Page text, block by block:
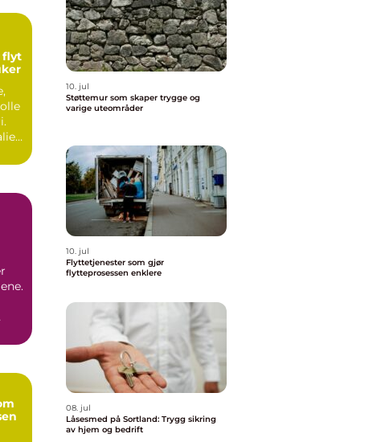
flyt
10. jul
Støttemur som skaper trygge og
varige uteområder
10. jul
Flyttetjenester som gjør
flytteprosessen enklere
08. jul
Låsesmed på Sortland: Trygg sikring
av hjem og bedrift